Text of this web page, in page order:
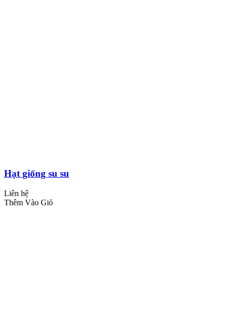
Hạt giống su su
Liên hệ
Thêm Vào Giỏ